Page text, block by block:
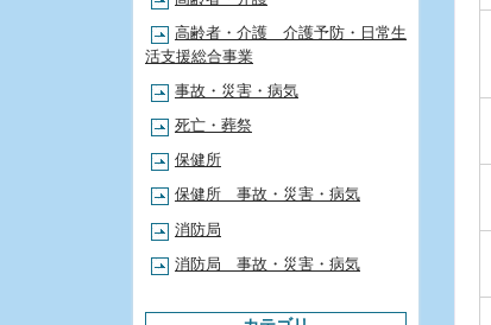
高齢者・介護 介護予防・日常生
活支援総合事業
事故・災害・病気
死亡・葬祭
保健所
保健所 事故・災害・病気
消防局
消防局 事故・災害・病気